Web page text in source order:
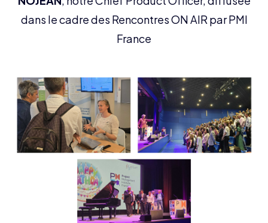
dans le cadre des Rencontres ON AIR par PMI
France